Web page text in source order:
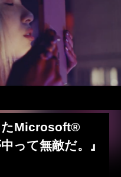
たMicrosoft®
って無敵だ。』